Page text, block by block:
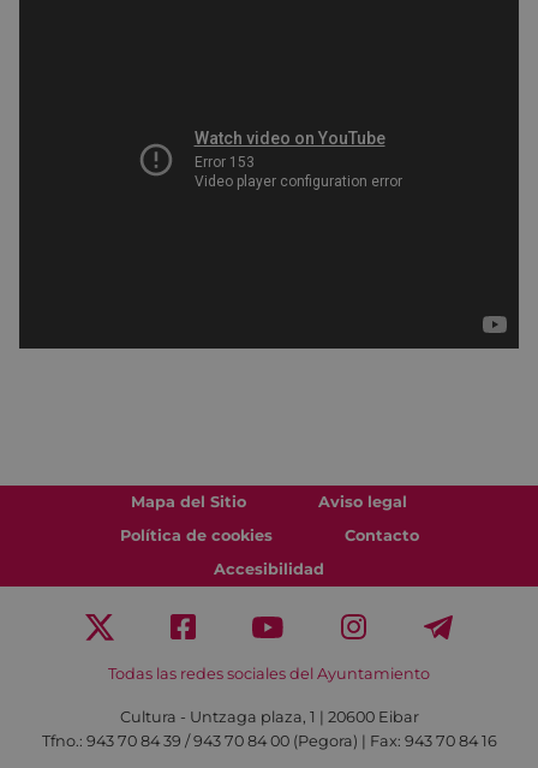
Mapa del Sitio
Aviso legal
Política de cookies
Contacto
Accesibilidad
Todas las redes sociales del Ayuntamiento
Cultura - Untzaga plaza, 1 | 20600 Eibar
Tfno.: 943 70 84 39 / 943 70 84 00 (Pegora) | Fax: 943 70 84 16